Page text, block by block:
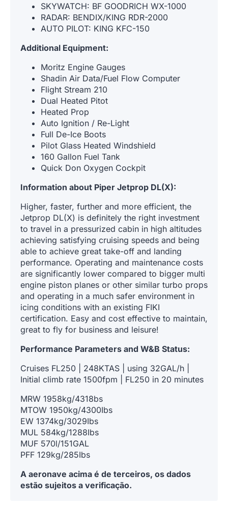
SKYWATCH: BF GOODRICH WX-1000
RADAR: BENDIX/KING RDR-2000
AUTO PILOT: KING KFC-150
Additional Equipment:
Moritz Engine Gauges
Shadin Air Data/Fuel Flow Computer
Flight Stream 210
Dual Heated Pitot
Heated Prop
Auto Ignition / Re-Light
Full De-Ice Boots
Pilot Glass Heated Windshield
160 Gallon Fuel Tank
Quick Don Oxygen Cockpit
Information about Piper Jetprop DL(X):
Higher, faster, further and more efficient, the
Jetprop DL(X) is definitely the right investment
to travel in a pressurized cabin in high altitudes
achieving satisfying cruising speeds and being
able to achieve great take-off and landing
performance. Operating and maintenance costs
are significantly lower compared to bigger multi
engine piston planes or other similar turbo props
and operating in a much safer environment in
icing conditions with an existing FIKI
certification. Easy and cost effective to maintain,
great to fly for business and leisure!
Performance Parameters and W&B Status:
Cruises FL250 | 248KTAS | using 32GAL/h |
Initial climb rate 1500fpm | FL250 in 20 minutes
MRW 1958kg/4318bs
MTOW 1950kg/4300Ibs
EW 1374kg/3029Ibs
MUL 584kg/1288Ibs
MUF 570l/151GAL
PFF 129kg/285Ibs
A aeronave acima é de terceiros, os dados
estão sujeitos a verificação.